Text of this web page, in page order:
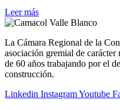
Leer más
La Cámara Regional de la
asociación gremial de
de 60 años trabajando por el
construcción.
Linkedin InstagramYoutube